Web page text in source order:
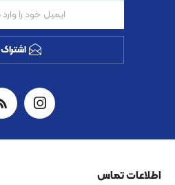
اشتراک
اطلاعات تماس